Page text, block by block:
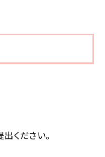
ください。